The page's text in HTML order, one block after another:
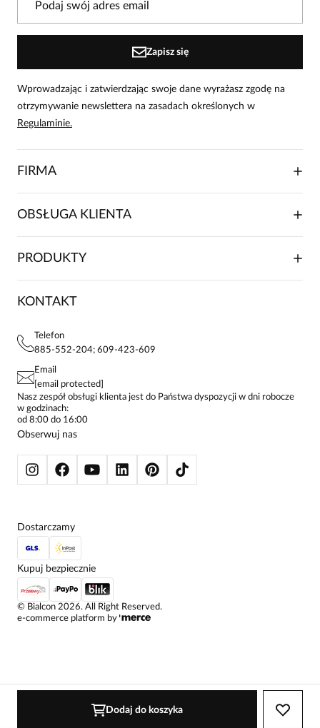
Dodaj do koszyka
W naszej witrynie opinie mogą dodawać tylko osoby, które
Helena
Zapisz się
Wprowadzając i zatwierdzając swoje dane wyrażasz zgodę na
otrzymywanie newslettera na zasadach określonych w
Regulaminie.
FIRMA
FRANCZYZA
MAPA WITRYNY
KONTAKTY
OBSŁUGA KLIENTA
FAQ
POLITYKA PRYWATNOŚCI
STREFA STAŁEGO KLIENTA
PRODUKTY
KOSZULE DAMSKIE
SPODNIE DAMSKIE
ŻAKIETY I MARYNARKI
SWETRY
BLUZY
KONTAKT
Telefon
885-552-204; 609-423-609
Email
[email protected]
Nasz zespół obsługi klienta jest do Państwa dyspozycji w dni robocze
w godzinach:
od 8:00 do 16:00
Obserwuj nas
© Bialcon 2026. All Right Reserved.
e-commerce platform by
Dostarczamy
Kupuj bezpiecznie